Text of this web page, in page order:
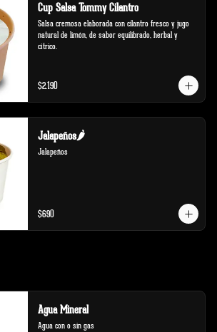
Cup Salsa Tommy Cilantro
Salsa cremosa elaborada con cilantro fresco y jugo
natural de limón, de sabor equilibrado, herbal y
cítrico.
$2.190
Jalapeños🌶️
Jalapeños
$690
Agua Mineral
Agua con o sin gas